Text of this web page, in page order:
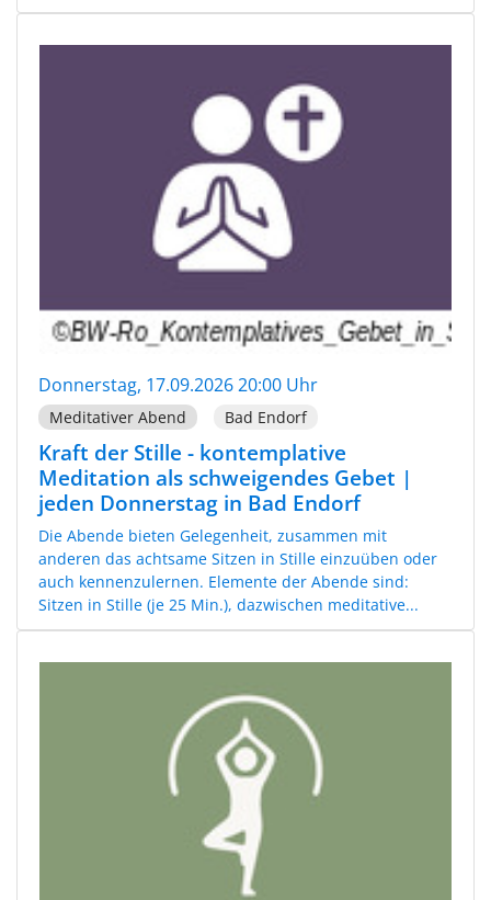
Donnerstag, 17.09.2026 20:00 Uhr
Meditativer Abend Bad Endorf
Kraft der Stille - kontemplative
Meditation als schweigendes Gebet |
jeden Donnerstag in Bad Endorf
Die Abende bieten Gelegenheit, zusammen mit
anderen das achtsame Sitzen in Stille einzuüben oder
auch kennenzulernen. Elemente der Abende sind:
Sitzen in Stille (je 25 Min.), dazwischen meditative...